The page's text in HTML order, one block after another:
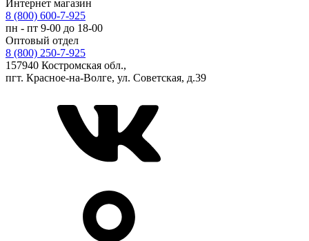
Интернет магазин
8 (800) 600-7-925
пн - пт 9-00 до 18-00
Оптовый отдел
8 (800) 250-7-925
157940 Костромская обл.,
пгт. Красное-на-Волге, ул. Советская, д.39